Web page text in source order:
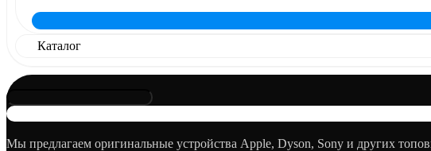
Каталог
Мы предлагаем оригинальные устройства Apple, Dyson, Sony и других